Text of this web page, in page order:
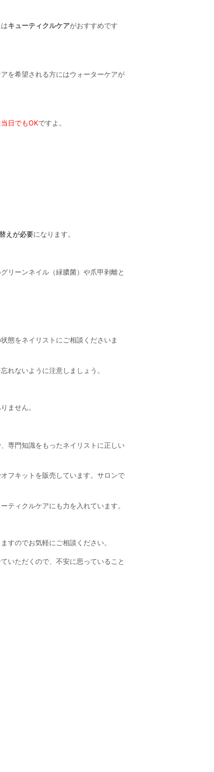
キューティクルケアがおすすめです
を希望される方にはウォーターケアが
当日でもOKですよ。
えが必要になります。
リーンネイル（緑膿菌）や爪甲剥離と
態をネイリストにご相談くださいま
れないように注意しましょう。
ません。
専門知識をもったネイリストに正しい
フキットを販売しています。サロンで
ティクルケアにも力を入れています。
すのでお気軽にご相談ください。
いただくので、不安に思っていること